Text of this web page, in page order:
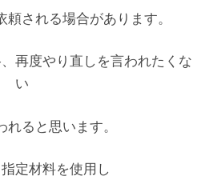
される場合があります。
再度やり直しを言われたくな
い
れると思います。
定材料を使用し